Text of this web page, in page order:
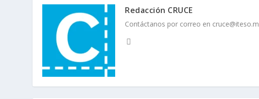
Redacción CRUCE
Contáctanos por correo en